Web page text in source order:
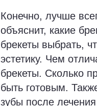
Конечно, лучше
объяснит, какие
брекеты выбрать,
эстетику. Чем
брекеты. Сколько
быть готовым.
зубы после